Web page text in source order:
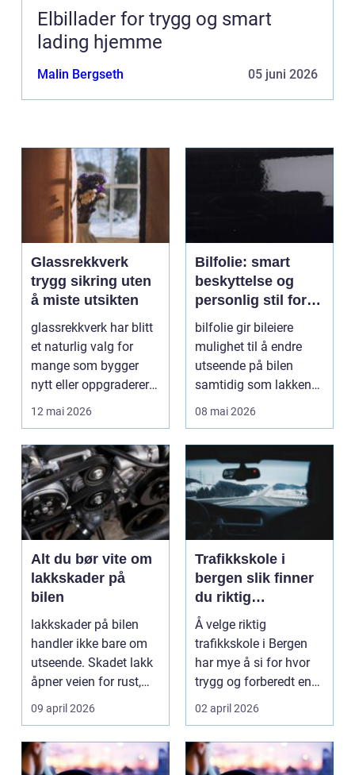
Elbillader for trygg og smart
lading hjemme
Malin Bergseth 05 juni 2026
Glassrekkverk
trygg sikring uten
å miste utsikten
glassrekkverk har blitt
et naturlig valg for
mange som bygger
nytt eller oppgraderer
bolig, hytte og...
12 mai 2026
Bilfolie: smart
beskyttelse og
personlig stil for
bilen
bilfolie gir bileiere
mulighet til å endre
utseende på bilen
samtidig som lakken
får et ekstra lag m...
08 mai 2026
Alt du bør vite om
lakkskader på
bilen
lakkskader på bilen
handler ikke bare om
utseende. Skadet lakk
åpner veien for rust,
verdifall og dy...
09 april 2026
Trafikkskole i
bergen slik finner
du riktig
opplæring til
førerkortet
Å velge riktig
trafikkskole i Bergen
har mye å si for hvor
trygg og forberedt en
elev føler seg når ...
02 april 2026